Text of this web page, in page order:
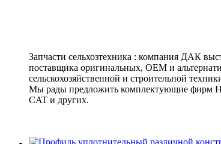
Запчасти сельхозтехника : компания ДАК
поставщика оригинальных, ОЕМ и
сельскохозяйственной и строительной
Мы рады предложить комплектующие фирм
CAT и других.